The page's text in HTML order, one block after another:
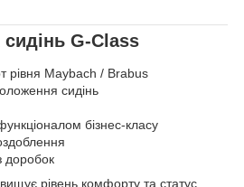
сидінь G-Class
рівня Maybach / Brabus
сидінь
бізнес-класу
доробок
рівень комфорту та статус